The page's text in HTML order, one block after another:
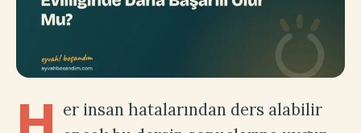
er insan hatalarından ders alabilir